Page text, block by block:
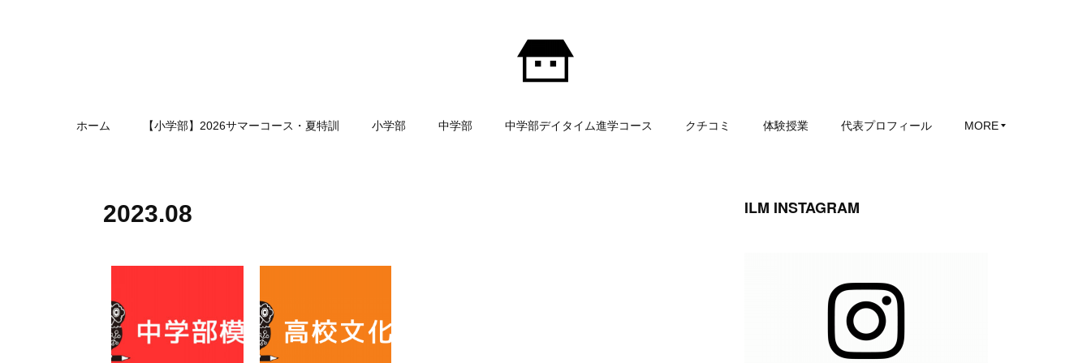
ホーム 【小学部】2026サマーコース・夏特訓 小学部 中学部 中学部デイタイム進学コース クチコミ 体験授業 代表プロフィール MORE
2023.08 ILM INSTAGRAM